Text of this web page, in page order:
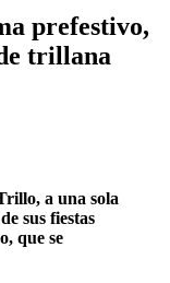
prefestivo,
trillana
a una sola
sus fiestas
que se